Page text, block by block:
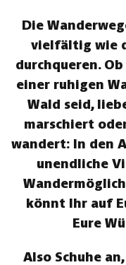
Die
vielfältig wie
durchqueren.
einer ruhigen
Wald seid,
marschiert
wandert: In den
unendliche
könnt Ihr auf
Eure
Also Schuhe